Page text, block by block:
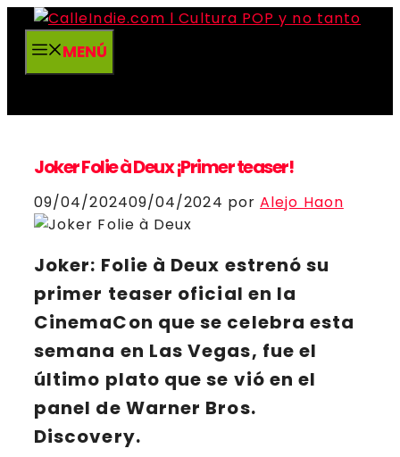
Saltar
contenidoMENÚ
Joker Folie à Deux ¡Primer teaser!
09/04/202409/04/2024 porAlejo Haon
Joker: Folie à Deux estrenó su
primer teaser oficial en la
CinemaCon que se celebra esta
semana en Las Vegas, fue el
último plato que se vió en el
panel de Warner Bros.
Discovery.